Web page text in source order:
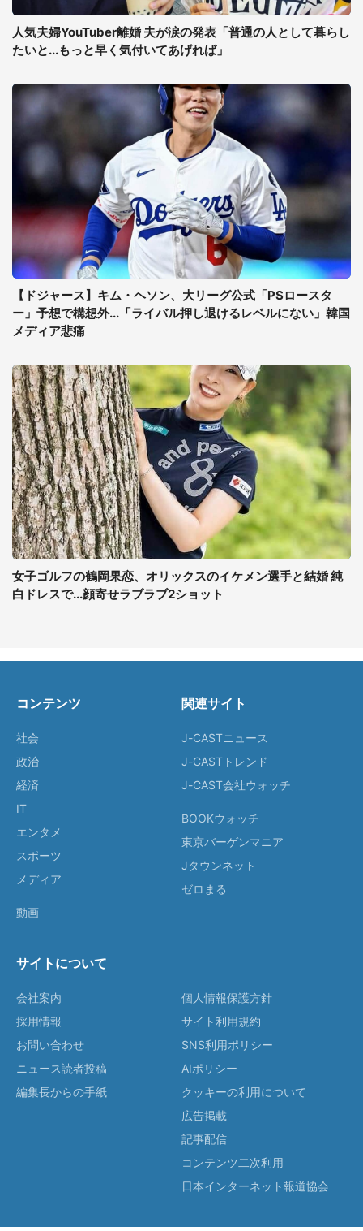
人気夫婦YouTuber離婚 夫が涙の発表「普通の人として暮らし
たいと...もっと早く気付いてあげれば」
【ドジャース】キム・ヘソン、大リーグ公式「PSロースタ
ー」予想で構想外...「ライバル押し退けるレベルにない」韓国
メディア悲痛
女子ゴルフの鶴岡果恋、オリックスのイケメン選手と結婚 純
白ドレスで...顔寄せラブラブ2ショット
コンテンツ
社会
政治
経済
IT
エンタメ
スポーツ
メディア
動画
関連サイト
J-CASTニュース
J-CASTトレンド
J-CAST会社ウォッチ
BOOKウォッチ
東京バーゲンマニア
Jタウンネット
ゼロまる
サイトについて
会社案内
採用情報
お問い合わせ
ニュース読者投稿
編集長からの手紙
個人情報保護方針
サイト利用規約
SNS利用ポリシー
AIポリシー
クッキーの利用について
広告掲載
記事配信
コンテンツ二次利用
日本インターネット報道協会